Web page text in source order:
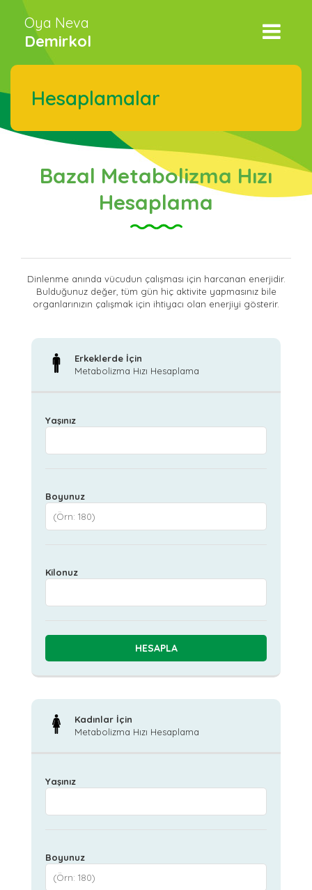
Oya Neva
Demirkol
Hesaplamalar
Bazal Metabolizma Hızı
Hesaplama
Dinlenme anında vücudun çalışması için harcanan enerjidir.
Bulduğunuz değer, tüm gün hiç aktivite yapmasınız bile
organlarınızın çalışmak için ihtiyacı olan enerjiyi gösterir.
Erkeklerde İçin
Metabolizma Hızı Hesaplama
Yaşınız
Boyunuz
Kilonuz
Kadınlar İçin
Metabolizma Hızı Hesaplama
Yaşınız
Boyunuz